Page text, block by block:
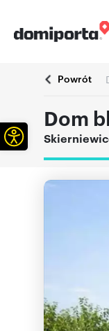
Powrót
Dom
Otwórz pasek narzędzi